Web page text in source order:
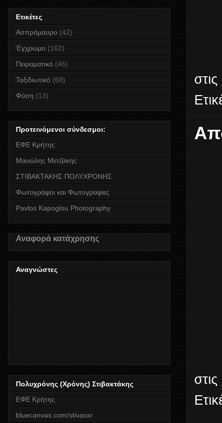
στις
στις
Ετικέτες
Ασπρόμαυρο (42)
Έγχρωμο (162)
Πειραματικό (46)
Ταξιδιωτικό (68)
Φύση (13)
Προτεινόμενοι σύνδεσμοι:
ΕΦΕ Κρήτης
Μανώλης Μετζάκης
ΣΤΙΒΑΚΤΑΚΗΣ ΠΟΛΥΧΡΟΝΗΣ
Φωτογράφοι και Φωτογραφίες
Pavlos Kapoglou Photography
Αναφορά κατάχρησης
Αναγνώστες
Πολυχρόνης (Χρόνης) Στιβακτάκης
ΕΦΕ Κρήτης
bluecanvas.com/stivasxr